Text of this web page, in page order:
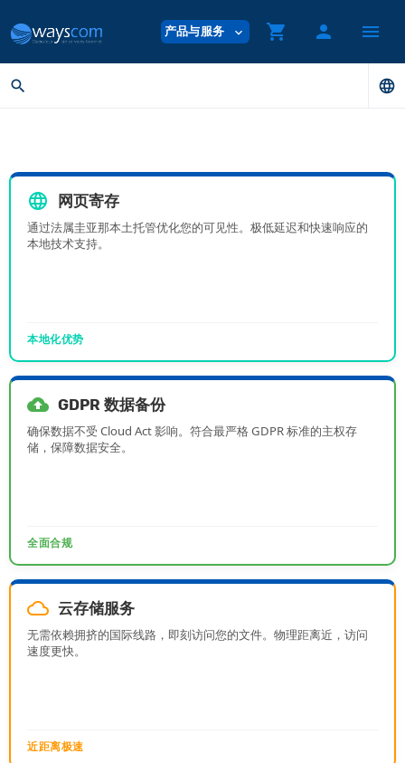
产品与服务 expand_more shopping_cart person menu
search language
language 网页寄存
通过法属圭亚那本土托管优化您的可见性。极低延迟和快速响应的
本地技术支持。
本地化优势
backup GDPR 数据备份
确保数据不受 Cloud Act 影响。符合最严格 GDPR 标准的主权存
储，保障数据安全。
全面合规
cloud_queue 云存储服务
无需依赖拥挤的国际线路，即刻访问您的文件。物理距离近，访问
速度更快。
近距离极速